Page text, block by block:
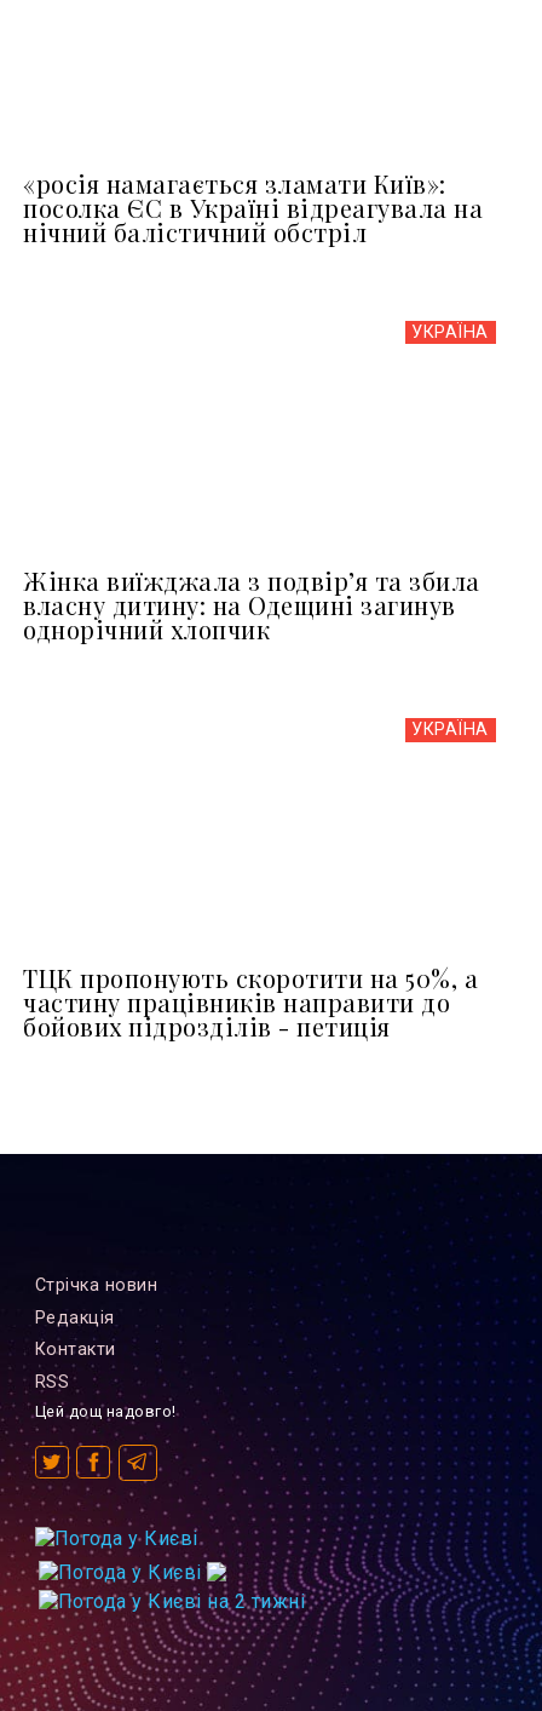
«росія намагається зламати Київ»:
посолка ЄС в Україні відреагувала на
нічний балістичний обстріл
УКРАЇНА
Жінка виїжджала з подвір’я та збила
власну дитину: на Одещині загинув
однорічний хлопчик
УКРАЇНА
ТЦК пропонують скоротити на 50%, а
частину працівників направити до
бойових підрозділів - петиція
Стрiчка новин
Редакцiя
Контакти
RSS
Цей дощ надовго!